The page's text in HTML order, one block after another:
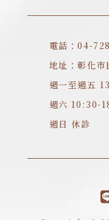
電話：04-
地址：彰化
週一至週五
週六 10:30-
週日 休診